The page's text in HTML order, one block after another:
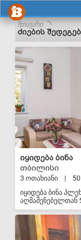
მთავარი
ძიების
იყიდება ბინა
თბილისი
3 ოთახიანი |
იყიდება ბინა
აღმაშენებელთან
გარემონტებული,
ქირავდება
ნახვა
ნათელი და